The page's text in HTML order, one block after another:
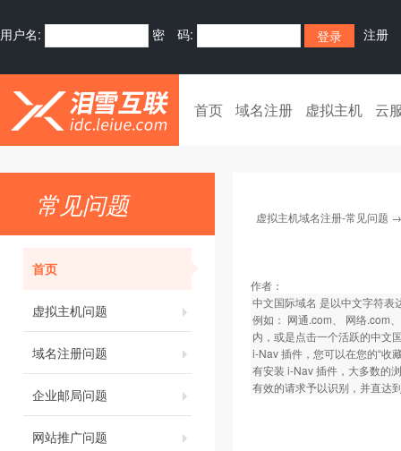
用户名: 密 码: 注册
首页 域名注册 虚拟主机 云
常见问题
首页
虚拟主机问题
域名注册问题
企业邮局问题
网站推广问题
虚拟主机域名注册-常见问题
作者：
中文国际域名 是以中文字符表
例如： 网通.com、 网络.com
内，或是点击一个活跃的中文
i-Nav 插件，您可以在您的“收
有安装 i-Nav 插件，大多数的
有效的请求予以识别，并直达